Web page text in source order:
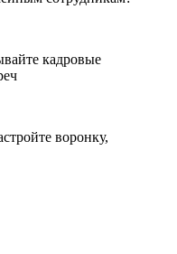
кадровые
воронку,